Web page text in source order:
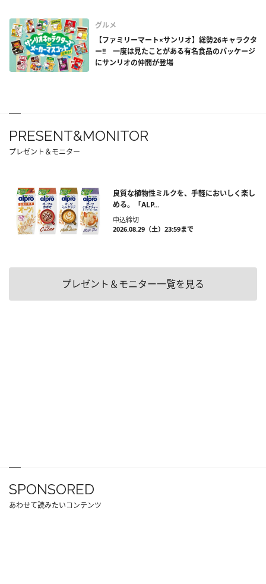
グルメ
【ファミリーマート×サンリオ】総勢26キャラクタ
ー!! 一度は見たことがある有名食品のパッケージ
にサンリオの仲間が登場
PRESENT&MONITOR
プレゼント＆モニター
良質な植物性ミルクを、手軽においしく楽し
める。「ALP...
申込締切
2026.08.29（土）23:59まで
プレゼント＆モニター一覧を見る
SPONSORED
あわせて読みたいコンテンツ